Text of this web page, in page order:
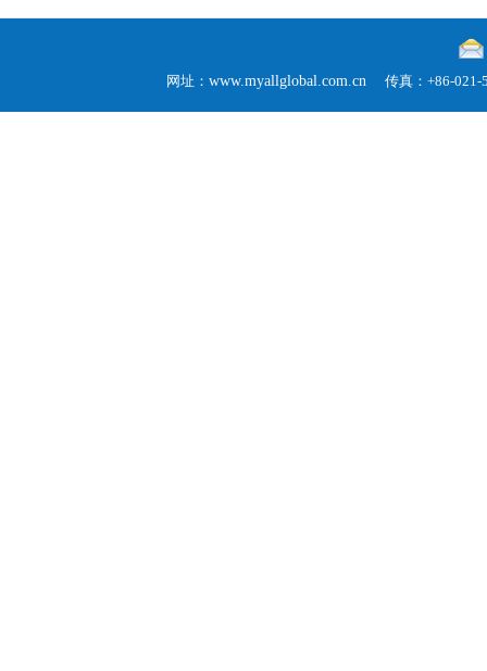
网址： www.myallglobal.com.cn 传真：+86-021-